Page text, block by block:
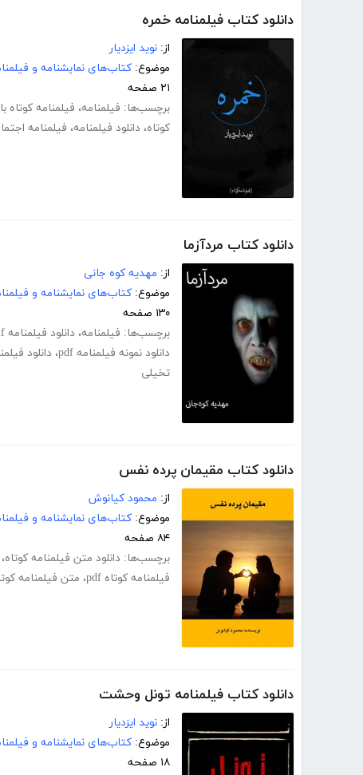
دانلود کتاب فیلمنامه خمره
از: نوید ایزدیار
موضوع: کتاب‌های نمایشنامه و
۲۱ صفحه
برچسب‌ها: فیلمنامه، فیلمنامه کوتاه
کوتاه، دانلود فیلمنامه، فیلمنامه
دانلود کتاب مردآزما
از: مهدیه کوه جانی
موضوع: کتاب‌های نمایشنامه و
۱۳۰ صفحه
برچسب‌ها: فیلمنامه، دانلود فیلمنامه pdf
دانلود نمونه فیلمنامه pdf
، دانلود
تخیلی
دانلود کتاب مقیمان پرده نفس
از: محمود کیانوش
موضوع: کتاب‌های نمایشنامه و
۸۴ صفحه
برچسب‌ها: دانلود متن فیلمنامه کوتاه،
فیلمنامه کوتاه pdf
، متن فیلمنامه
دانلود کتاب فیلمنامه تونل وحشت
از: نوید ایزدیار
موضوع: کتاب‌های نمایشنامه و
۱۸ صفحه